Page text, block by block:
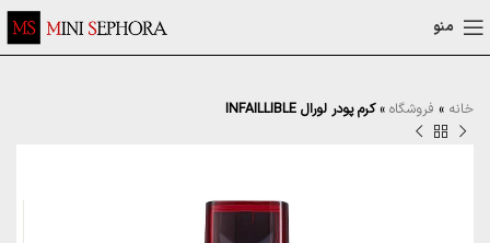
منو
خانه » فروشگاه »کرم پودر لورال INFAILLIBLE